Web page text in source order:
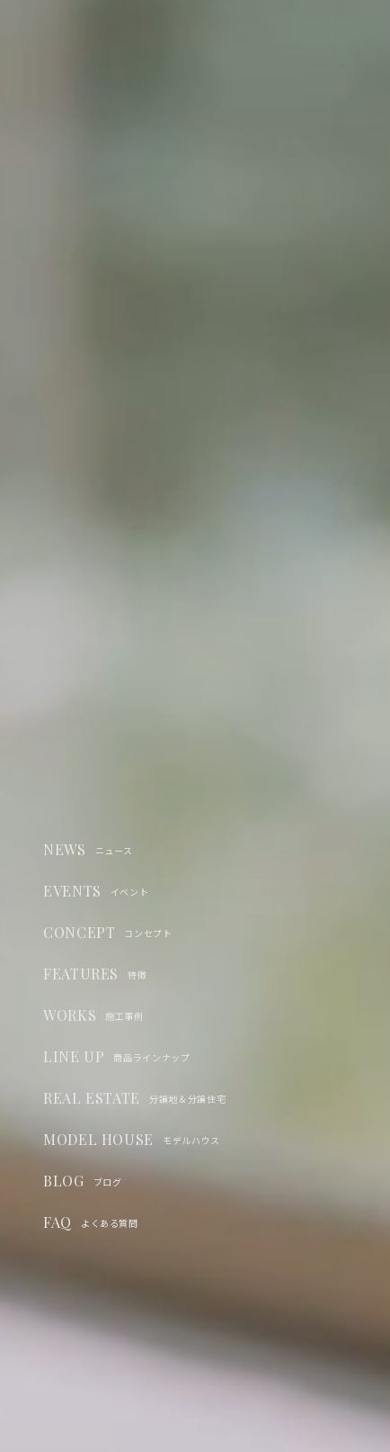
NEWS ニュース
EVENTS イベント
CONCEPT コンセプト
FEATURES 特徴
WORKS 施工事例
LINE UP 商品ラインナップ
REAL ESTATE 分譲地＆分譲住宅
MODEL HOUSE モデルハウス
BLOG ブログ
FAQ よくある質問